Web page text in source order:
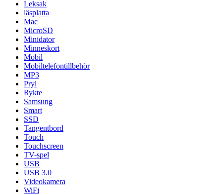
Leksak
läsplatta
Mac
MicroSD
Minidator
Minneskort
Mobil
Mobiltelefontillbehör
MP3
Pryl
Rykte
Samsung
Smart
SSD
Tangentbord
Touch
Touchscreen
TV-spel
USB
USB 3.0
Videokamera
WiFi